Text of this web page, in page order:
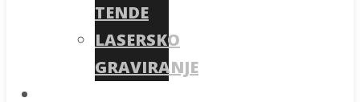
TENDE
LASERSKO
GRAVIRANJE